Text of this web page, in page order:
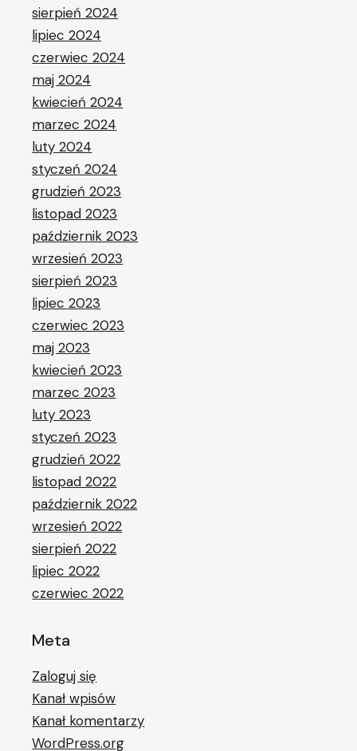
sierpień 2024
lipiec 2024
czerwiec 2024
maj 2024
kwiecień 2024
marzec 2024
luty 2024
styczeń 2024
grudzień 2023
listopad 2023
październik 2023
wrzesień 2023
sierpień 2023
lipiec 2023
czerwiec 2023
maj 2023
kwiecień 2023
marzec 2023
luty 2023
styczeń 2023
grudzień 2022
listopad 2022
październik 2022
wrzesień 2022
sierpień 2022
lipiec 2022
czerwiec 2022
Meta
Zaloguj się
Kanał wpisów
Kanał komentarzy
WordPress.org